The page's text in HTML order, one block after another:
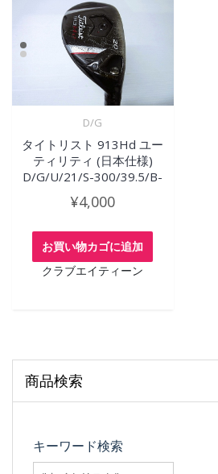
D/G
タイトリスト 913Hd ユー
ティリティ (日本仕様)
D/G/U/21/S-300/39.5/B-
¥4,000
お買い物カゴに追加
クラブエイティーン
商品検索
キーワード検索
searchfilter_pro